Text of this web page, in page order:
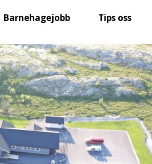
Barnehagejobb Tips oss